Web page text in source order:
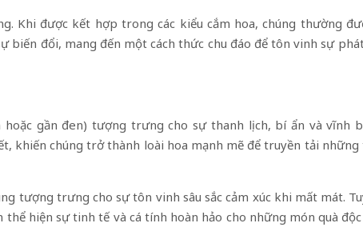
Khi được kết hợp trong các kiểu cắm hoa, chúng thường
biến đổi, mang đến một cách thức chu đáo để tôn vinh sự
gần đen) tượng trưng cho sự thanh lịch, bí ẩn và vĩnh
khiến chúng trở thành loài hoa mạnh mẽ để truyền tải
tượng trưng cho sự tôn vinh sâu sắc cảm xúc khi mất mát.
hiện sự tinh tế và cá tính hoàn hảo cho những món quà